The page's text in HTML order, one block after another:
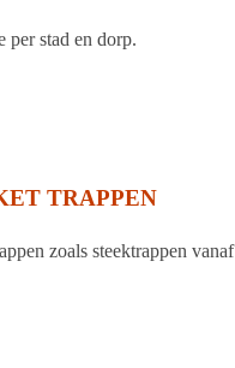
stad en dorp.
TRAPPEN
zoals steektrappen vanaf